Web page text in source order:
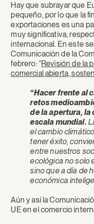
Hay que subrayar que
pequeño, por lo que la
exportaciones es una
muy significativa,
internacional. En este
Comunicación de la
febrero: “Revisión de la
comercial abierta,
“Hacer frente al
retos
de la apertura,
escala mundial.
el cambio
tener éxito,
entre nuestros
ecológica no solo
sino que a día de
económica
Aún y así la
UE en el comercio